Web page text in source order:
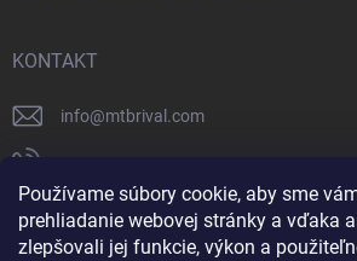
Používame súbory cookie, aby sme
prehliadanie webovej stránky a vďaka
zlepšovali jej funkcie, výkon a
KONTAKT
info@mtbrival.com
Náš Facebook